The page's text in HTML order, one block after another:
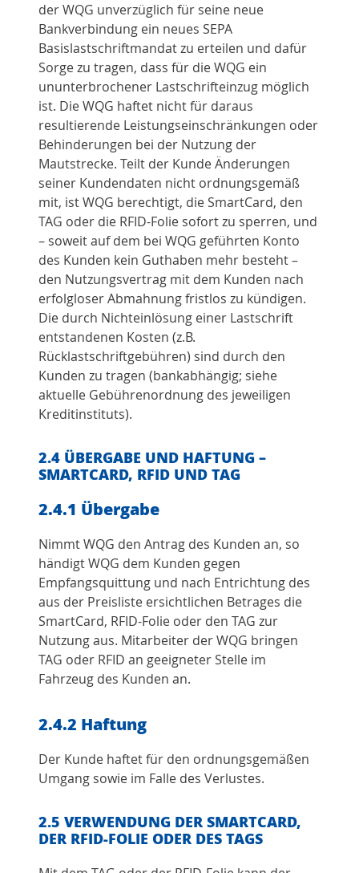
der WQG unverzüglich für seine neue
Bankverbindung ein neues SEPA
Basislastschriftmandat zu erteilen und dafür
Sorge zu tragen, dass für die WQG ein
ununterbrochener Lastschrifteinzug möglich
ist. Die WQG haftet nicht für daraus
resultierende Leistungseinschränkungen oder
Behinderungen bei der Nutzung der
Mautstrecke. Teilt der Kunde Änderungen
seiner Kundendaten nicht ordnungsgemäß
mit, ist WQG berechtigt, die SmartCard, den
TAG oder die RFID-Folie sofort zu sperren, und
– soweit auf dem bei WQG geführten Konto
des Kunden kein Guthaben mehr besteht –
den Nutzungsvertrag mit dem Kunden nach
erfolgloser Abmahnung fristlos zu kündigen.
Die durch Nichteinlösung einer Lastschrift
entstandenen Kosten (z.B.
Rücklastschriftgebühren) sind durch den
Kunden zu tragen (bankabhängig; siehe
aktuelle Gebührenordnung des jeweiligen
Kreditinstituts).
2.4 ÜBERGABE UND HAFTUNG –
SMARTCARD, RFID UND TAG
2.4.1 Übergabe
Nimmt WQG den Antrag des Kunden an, so
händigt WQG dem Kunden gegen
Empfangsquittung und nach Entrichtung des
aus der Preisliste ersichtlichen Betrages die
SmartCard, RFID-Folie oder den TAG zur
Nutzung aus. Mitarbeiter der WQG bringen
TAG oder RFID an geeigneter Stelle im
Fahrzeug des Kunden an.
2.4.2 Haftung
Der Kunde haftet für den ordnungsgemäßen
Umgang sowie im Falle des Verlustes.
2.5 VERWENDUNG DER SMARTCARD,
DER RFID-FOLIE ODER DES TAGS